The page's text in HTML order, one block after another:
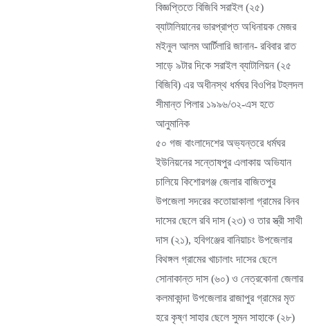
বিজ্ঞপ্তিতে বিজিবি সরাইল (২৫)
ব্যাটালিয়ানের ভারপ্রাপ্ত অধিনায়ক মেজর
মইনুল আলম আর্টিলারি জানান- রবিবার রাত
সাড়ে ৯টার দিকে সরাইল ব্যাটালিয়ন (২৫
বিজিবি) এর অধীনস্থ ধর্মঘর বিওপির টহলদল
সীমান্ত পিলার ১৯৯৬/৩২-এস হতে
আনুমানিক
৫০ গজ বাংলাদেশের অভ্যন্তরে ধর্মঘর
ইউনিয়নের সন্তোষপুর এলাকায় অভিযান
চালিয়ে কিশোরগঞ্জ জেলার বাজিতপুর
উপজেলা সদরের কতোয়াকালা গ্রামের বিনব
দাসের ছেলে রবি দাস (২৩) ও তার স্ত্রী সাথী
দাস (২১), হবিগঞ্জের বানিয়াচং উপজেলার
বিথঙ্গল গ্রামের খাচালাং দাসের ছেলে
সোনাকান্ত দাস (৬০) ও নেত্রকোনা জেলার
কলমাকান্দা উপজেলার রাজাপুর গ্রামের মৃত
হরে কৃষ্ণ সাহার ছেলে সুমন সাহাকে (২৮)